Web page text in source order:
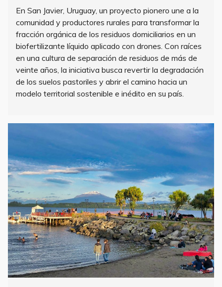
En San Javier, Uruguay, un proyecto pionero une a la
comunidad y productores rurales para transformar la
fracción orgánica de los residuos domiciliarios en un
biofertilizante líquido aplicado con drones. Con raíces
en una cultura de separación de residuos de más de
veinte años, la iniciativa busca revertir la degradación
de los suelos pastoriles y abrir el camino hacia un
modelo territorial sostenible e inédito en su país.